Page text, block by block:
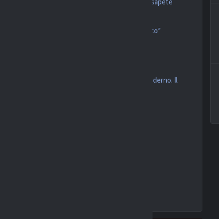
“Vanoli carico, non vedo l’ora di mettermi in gioco”
per l’attacco
la squadra e Italiano, da analizzare nel calcio moderno. Il
un rigore